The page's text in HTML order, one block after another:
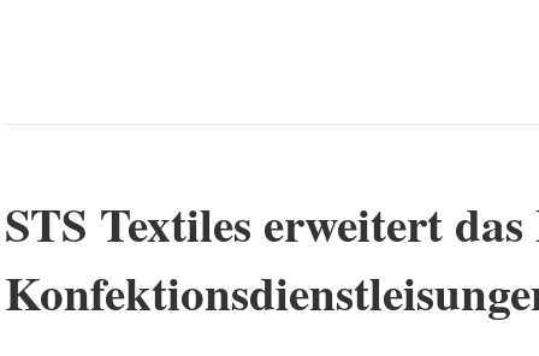
STS Textiles erweitert